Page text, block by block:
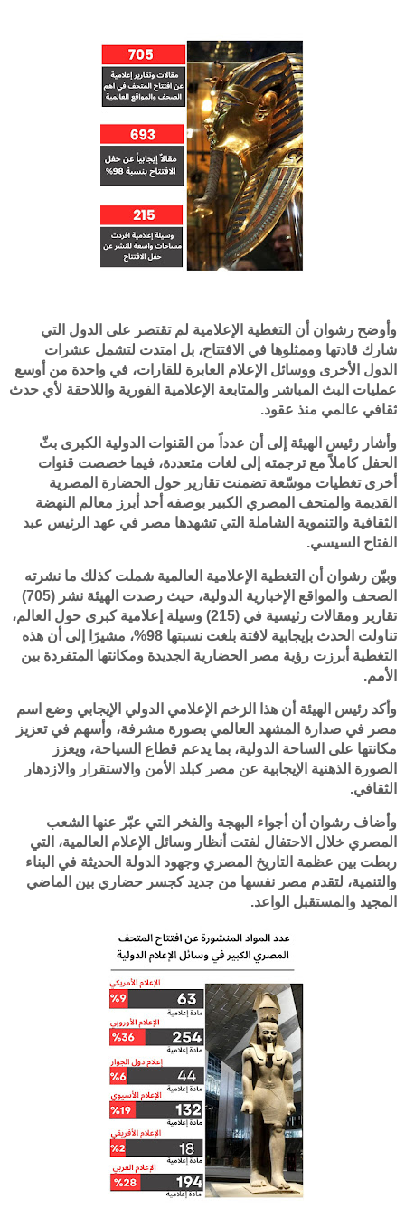
وأوضح رشوان أن التغطية الإعلامية لم تقتصر على الدول التي
شارك قادتها وممثلوها في الافتتاح، بل امتدت لتشمل عشرات
الدول الأخرى ووسائل الإعلام العابرة للقارات، في واحدة من أوسع
عمليات البث المباشر والمتابعة الإعلامية الفورية واللاحقة لأي حدث
ثقافي عالمي منذ عقود.
وأشار رئيس الهيئة إلى أن عدداً من القنوات الدولية الكبرى بثّ
الحفل كاملاً مع ترجمته إلى لغات متعددة، فيما خصصت قنوات
أخرى تغطيات موسّعة تضمنت تقارير حول الحضارة المصرية
القديمة والمتحف المصري الكبير بوصفه أحد أبرز معالم النهضة
الثقافية والتنموية الشاملة التي تشهدها مصر في عهد الرئيس عبد
الفتاح السيسي.
وبيّن رشوان أن التغطية الإعلامية العالمية شملت كذلك ما نشرته
الصحف والمواقع الإخبارية الدولية، حيث رصدت الهيئة نشر (705)
تقارير ومقالات رئيسية في (215) وسيلة إعلامية كبرى حول العالم،
تناولت الحدث بإيجابية لافتة بلغت نسبتها 98%، مشيرًا إلى أن هذه
التغطية أبرزت رؤية مصر الحضارية الجديدة ومكانتها المتفردة بين
الأمم.
وأكد رئيس الهيئة أن هذا الزخم الإعلامي الدولي الإيجابي وضع اسم
مصر في صدارة المشهد العالمي بصورة مشرفة، وأسهم في تعزيز
مكانتها على الساحة الدولية، بما يدعم قطاع السياحة، ويعزز
الصورة الذهنية الإيجابية عن مصر كبلد الأمن والاستقرار والازدهار
الثقافي.
وأضاف رشوان أن أجواء البهجة والفخر التي عبّر عنها الشعب
المصري خلال الاحتفال لفتت أنظار وسائل الإعلام العالمية، التي
ربطت بين عظمة التاريخ المصري وجهود الدولة الحديثة في البناء
والتنمية، لتقدم مصر نفسها من جديد كجسر حضاري بين الماضي
المجيد والمستقبل الواعد.